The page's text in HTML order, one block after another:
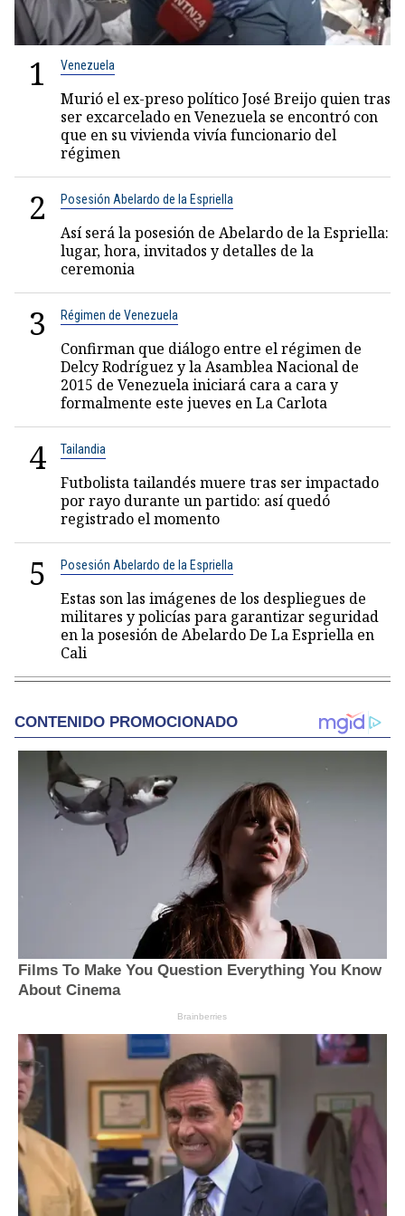
1 Venezuela
Murió el ex-preso político José Breijo quien tras
ser excarcelado en Venezuela se encontró con
que en su vivienda vivía funcionario del
régimen
2 Posesión Abelardo de la Espriella
Así será la posesión de Abelardo de la Espriella:
lugar, hora, invitados y detalles de la
ceremonia
3 Régimen de Venezuela
Confirman que diálogo entre el régimen de
Delcy Rodríguez y la Asamblea Nacional de
2015 de Venezuela iniciará cara a cara y
formalmente este jueves en La Carlota
4 Tailandia
Futbolista tailandés muere tras ser impactado
por rayo durante un partido: así quedó
registrado el momento
5 Posesión Abelardo de la Espriella
Estas son las imágenes de los despliegues de
militares y policías para garantizar seguridad
en la posesión de Abelardo De La Espriella en
Cali